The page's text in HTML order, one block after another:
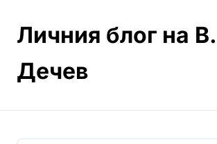
contentЛичния блог на В.
Дечев